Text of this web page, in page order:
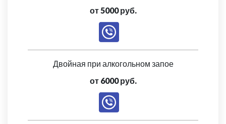
от 5000 руб.
Двойная при алкогольном запое
от 6000 руб.